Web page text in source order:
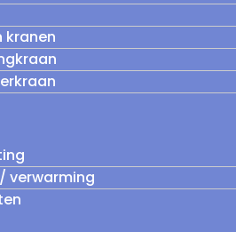
kranen
verwarming